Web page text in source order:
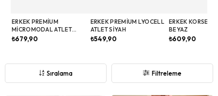
ERKEK PREMIUM
MICROMODAL ATLET
BEYAZ
₺679,90
ERKEK PREMIUM LYOCELL
ATLET SIYAH
₺549,90
ERKEK KORSE
BEYAZ
₺609,90
Filtreleme
Sıralama